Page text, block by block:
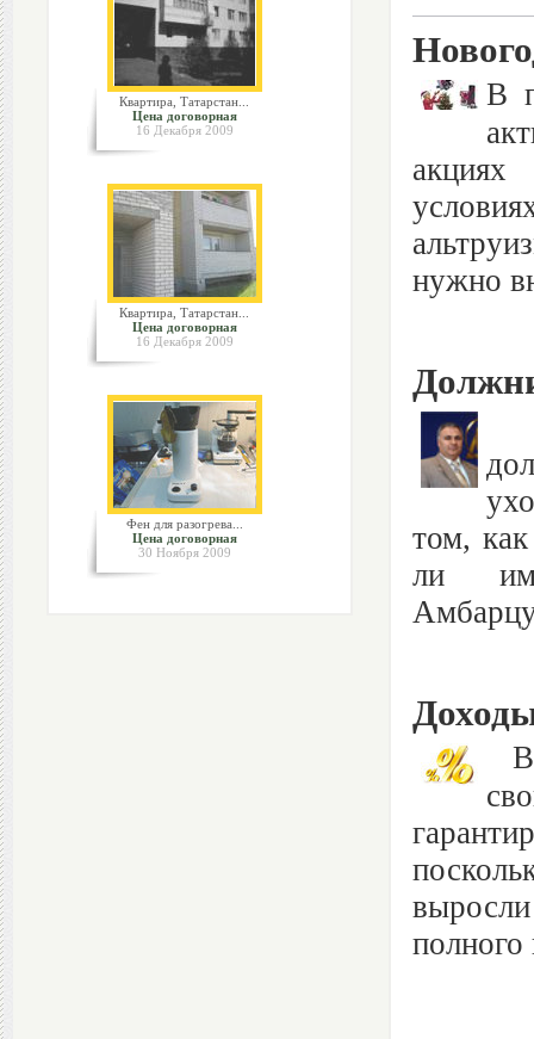
Квартира, Татарстан...
Цена договорная
16 Декабря 2009
Квартира, Татарстан...
Цена договорная
16 Декабря 2009
Фен для разогрева...
Цена договорная
30 Ноября 2009
В
акциях
нужно
том,
ли им
В
полного